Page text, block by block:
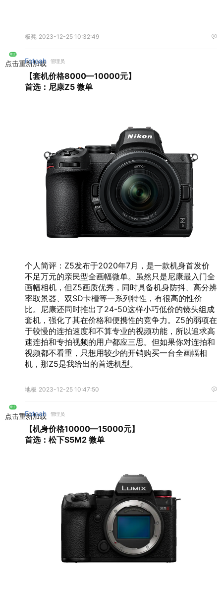
板凳 2023-12-25 10:32:49
楼主
点击重新加载
Fotoah 管理员
【套机价格8000—10000元】
首选：尼康Z5 微单
个人简评：Z5发布于2020年7月，是一款机身首发价
不足万元的亲民型全画幅微单。虽然只是尼康最入门全
画幅相机，但Z5画质优秀，同时具备机身防抖、高分辨
率取景器、双SD卡槽等一系列特性，有很高的性价
比。尼康还同时推出了24-50这样小巧低价的镜头组成
套机，强化了其在价格和便携性的竞争力。Z5的弱项在
于较慢的连拍速度和不算专业的视频功能，所以追求高
速连拍和专拍视频的用户都应三思。但如果你对连拍和
视频都不看重，只想用较少的开销购买一台全画幅相
机，那Z5是我给出的首选机型。
地板 2023-12-25 10:47:50
楼主
点击重新加载
Fotoah 管理员
【机身价格10000—15000元】
首选：松下S5M2 微单